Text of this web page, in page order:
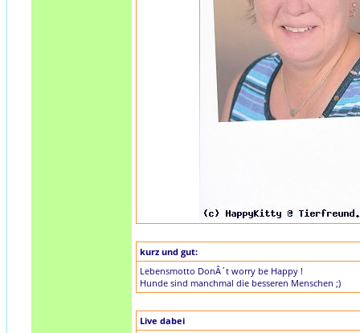
kurz und gut:
Lebensmotto DonÂ´t worry be Happy !
Hunde sind manchmal die besseren Menschen ;)
Live dabei